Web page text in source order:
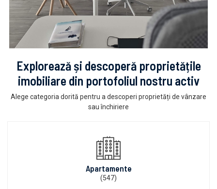
Explorează și descoperă proprietățile
imobiliare din portofoliul nostru activ
Alege categoria dorită pentru a descoperi proprietăți de vânzare
sau închiriere
Apartamente
(547)